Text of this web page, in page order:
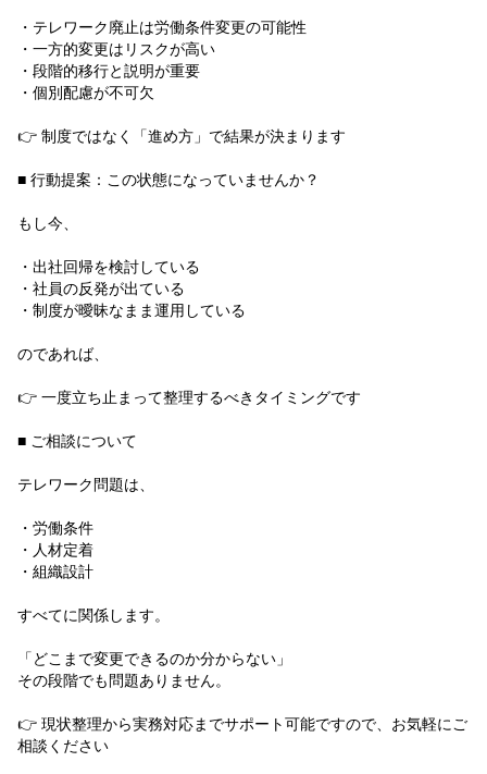
・テレワーク廃止は労働条件変更の可能性
・一方的変更はリスクが高い
・段階的移行と説明が重要
・個別配慮が不可欠
👉 制度ではなく「進め方」で結果が決まります
■ 行動提案：この状態になっていませんか？
もし今、
・出社回帰を検討している
・社員の反発が出ている
・制度が曖昧なまま運用している
のであれば、
👉 一度立ち止まって整理するべきタイミングです
■ ご相談について
テレワーク問題は、
・労働条件
・人材定着
・組織設計
すべてに関係します。
「どこまで変更できるのか分からない」
その段階でも問題ありません。
👉 現状整理から実務対応までサポート可能ですので、お気軽にご
相談ください